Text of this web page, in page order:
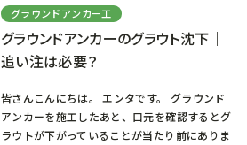
グラウンドアンカー工
グラウンドアンカーのグラウト沈下｜
追い注は必要？
皆さんこんにちは。 エンタです。 グラウンド
アンカーを施工したあと、口元を確認するとグ
ラウトが下がっていることが当たり前にありま